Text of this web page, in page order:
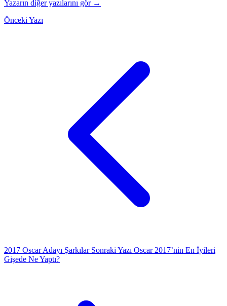
Yazarın diğer yazılarını gör →
Önceki Yazı
2017 Oscar Adayı Şarkılar Sonraki Yazı Oscar 2017’nin En İyileri
Gişede Ne Yaptı?